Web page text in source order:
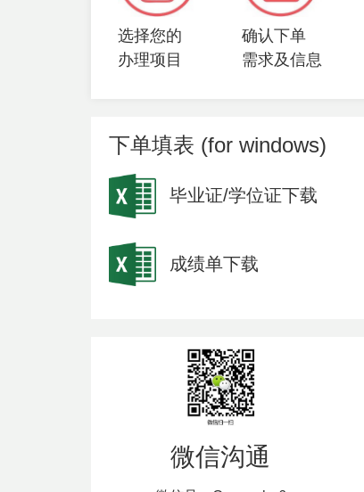
选择您的
办理项目
确认下单
需求及信息
下单填表 (for windows)
毕业证/学位证下载
成绩单下载
微信沟通